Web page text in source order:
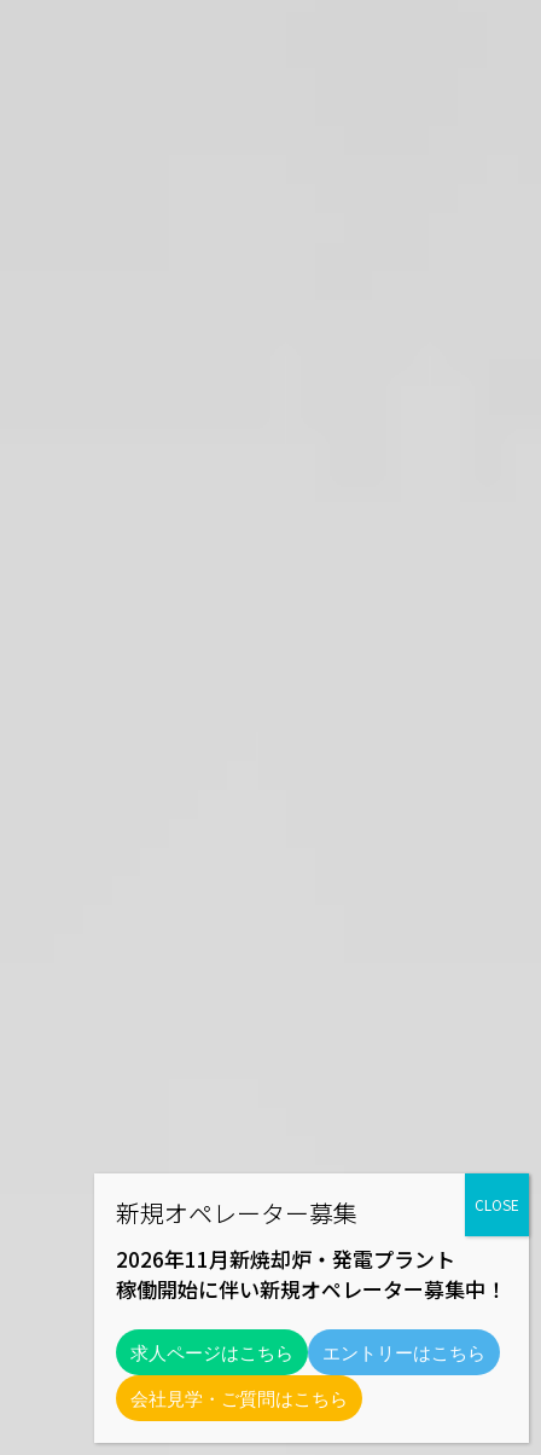
2026年11月新焼却炉・発電プラント
稼働開始に伴い新規オペレーター募集中！
求人ページはこちら
エントリーはこちら
会社見学・ご質問はこちら